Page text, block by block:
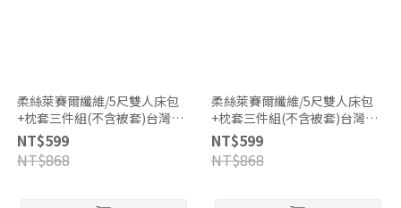
柔絲萊賽爾纖維/5尺雙人床包
+枕套三件組(不含被套)台灣
製/HT053
NT$599
NT$868
柔絲萊賽爾纖維/5尺雙人床包
+枕套三件組(不含被套)台灣
製/HT054
NT$599
NT$868